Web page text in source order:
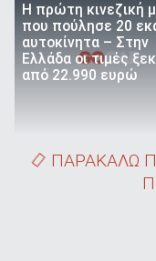
Η πρώτη κινεζική
που πούλησε 20
αυτοκίνητα – Στην
Ελλάδα οι τιμές
από 22.990 ευρώ
ΠΑΡΑΚΑΛΩ